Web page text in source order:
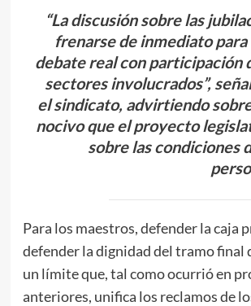
“La discusión sobre las
frenarse de inmediato
debate real con participación
sectores involucrados”,
el sindicato, advirtiendo
nocivo que el proyecto
sobre las condiciones
Para los maestros, defender la caja
defender la dignidad del tramo final
un límite que, tal como ocurrió en
anteriores, unifica los reclamos de